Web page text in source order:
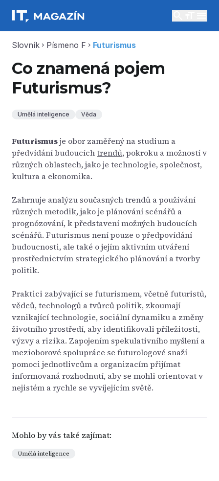
Slovník chevron_right Písmeno F chevron_right Futurismus
Co znamená pojem
Futurismus?
Umělá inteligence Věda
Futurismusje obor zaměřený na studium a
předvídání budoucíchtrendů, pokroku a možností v
různých oblastech, jako je technologie, společnost,
kultura a ekonomika.
Zahrnuje analýzu současných trendů a používání
různých metodik, jako je plánování scénářů a
prognózování, k představení možných budoucích
scénářů. Futurismus není pouze o předpovídání
budoucnosti, ale také o jejím aktivním utváření
prostřednictvím strategického plánování a tvorby
politik.
Praktici zabývající se futurismem, včetně futuristů,
vědců, technologů a tvůrců politik, zkoumají
vznikající technologie, sociální dynamiku a změny
životního prostředí, aby identifikovali příležitosti,
výzvy a rizika. Zapojením spekulativního myšlení a
mezioborové spolupráce se futurologové snaží
pomoci jednotlivcům a organizacím přijímat
informovaná rozhodnutí, aby se mohli orientovat v
nejistém a rychle se vyvíjejícím světě.
Mohlo by vás také zajímat:
Umělá inteligence